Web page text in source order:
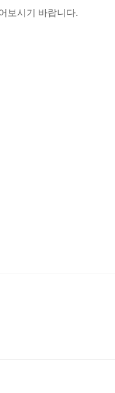
보시기 바랍니다.